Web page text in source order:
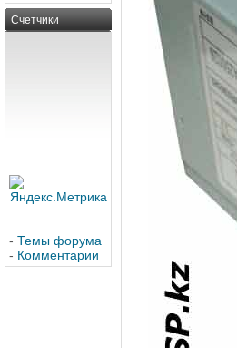
Счетчики
- Темы форума
- Комментарии